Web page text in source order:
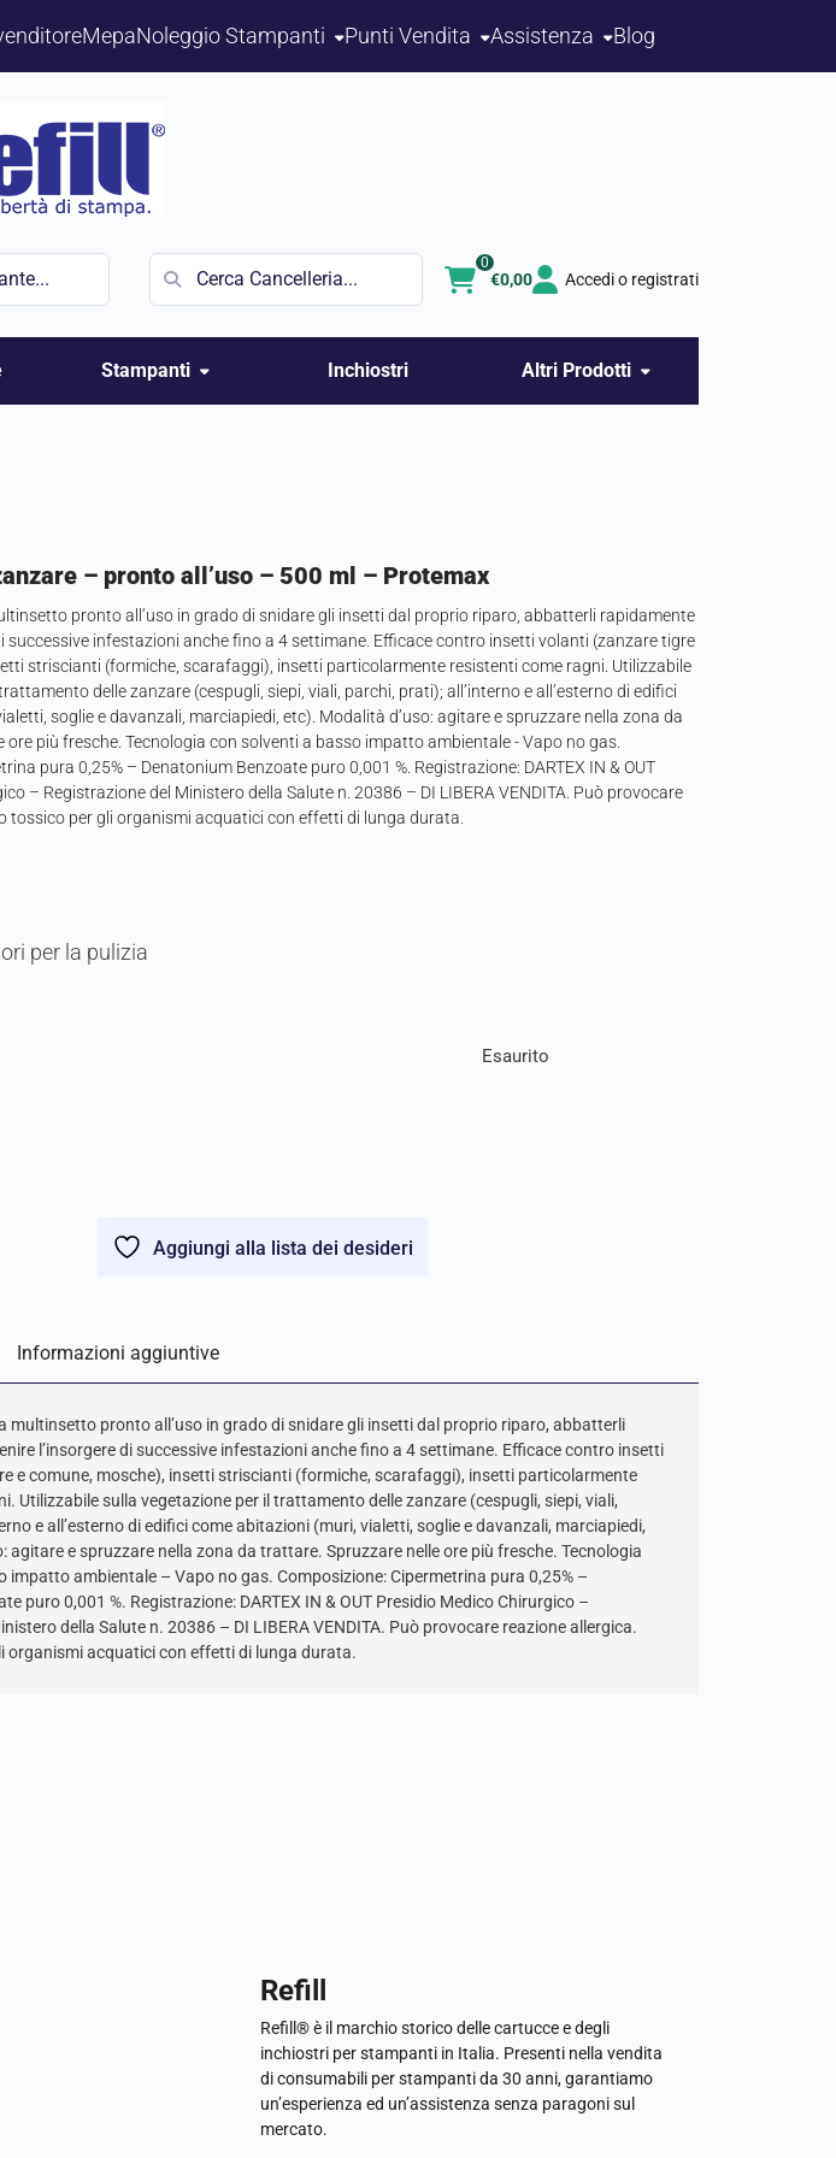
MepaNoleggio Stampanti Punti Vendita Assistenza Blog
€0,00
0
Accedi o registrati
Stampanti Inchiostri Altri Prodotti
– pronto all’uso – 500 ml – Protemax
pronto all’uso in grado di snidare gli insetti dal proprio riparo, abbatterli rapidamente
successive infestazioni anche fino a 4 settimane. Efficace contro insetti volanti (zanzare tigre
striscianti (formiche, scarafaggi), insetti particolarmente resistenti come ragni. Utilizzabile
delle zanzare (cespugli, siepi, viali, parchi, prati); all’interno e all’esterno di edifici
soglie e davanzali, marciapiedi, etc). Modalità d’uso: agitare e spruzzare nella zona da
ore più fresche. Tecnologia con solventi a basso impatto ambientale - Vapo no gas.
pura 0,25% – Denatonium Benzoate puro 0,001 %. Registrazione: DARTEX IN & OUT
– Registrazione del Ministero della Salute n. 20386 – DI LIBERA VENDITA. Può provocare
tossico per gli organismi acquatici con effetti di lunga durata.
per la pulizia
Esaurito
Aggiungi alla lista dei desideri
Informazioni aggiuntive
multinsetto pronto all’uso in grado di snidare gli insetti dal proprio riparo, abbatterli
l’insorgere di successive infestazioni anche fino a 4 settimane. Efficace contro insetti
e comune, mosche), insetti striscianti (formiche, scarafaggi), insetti particolarmente
Utilizzabile sulla vegetazione per il trattamento delle zanzare (cespugli, siepi, viali,
e all’esterno di edifici come abitazioni (muri, vialetti, soglie e davanzali, marciapiedi,
agitare e spruzzare nella zona da trattare. Spruzzare nelle ore più fresche. Tecnologia
impatto ambientale – Vapo no gas. Composizione: Cipermetrina pura 0,25% –
puro 0,001 %. Registrazione: DARTEX IN & OUT Presidio Medico Chirurgico –
della Salute n. 20386 – DI LIBERA VENDITA. Può provocare reazione allergica.
organismi acquatici con effetti di lunga durata.
Refill
Refill® è il marchio storico delle cartucce e degli
inchiostri per stampanti in Italia. Presenti nella vendita
di consumabili per stampanti da 30 anni, garantiamo
un’esperienza ed un’assistenza senza paragoni sul
mercato.